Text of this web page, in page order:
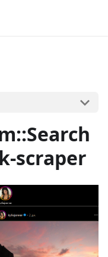
scraper